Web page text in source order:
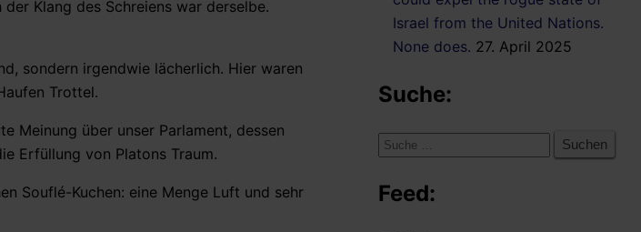
Klang des Schreiens war derselbe.
sondern irgendwie lächerlich. Hier waren
Trottel.
Meinung über unser Parlament, dessen
Erfüllung von Platons Traum.
Souflé-Kuchen: eine Menge Luft und sehr
Israel from the United Nations.
None does. 27. April 2025
Suche:
Suche
Feed: